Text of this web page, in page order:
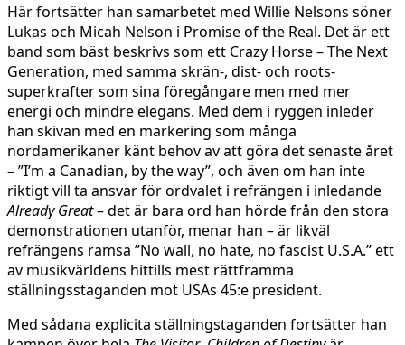
Här fortsätter han samarbetet med Willie Nelsons söner
Lukas och Micah Nelson i Promise of the Real. Det är ett
band som bäst beskrivs som ett Crazy Horse – The Next
Generation, med samma skrän-, dist- och roots-
superkrafter som sina föregångare men med mer
energi och mindre elegans. Med dem i ryggen inleder
han skivan med en markering som många
nordamerikaner känt behov av att göra det senaste året
– ”I’m a Canadian, by the way”, och även om han inte
riktigt vill ta ansvar för ordvalet i refrängen i inledande
Already Great– det är bara ord han hörde från den stora
demonstrationen utanför, menar han – är likväl
refrängens ramsa ”No wall, no hate, no fascist U.S.A.” ett
av musikvärldens hittills mest rättframma
ställningsstaganden mot USAs 45:e president.
Med sådana explicita ställningstaganden fortsätter han